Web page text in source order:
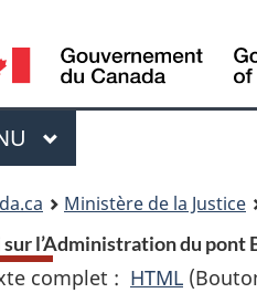
PRINCIPAL
Ministère de la Justice
sur l’Administration du pont
complet : HTML Texte